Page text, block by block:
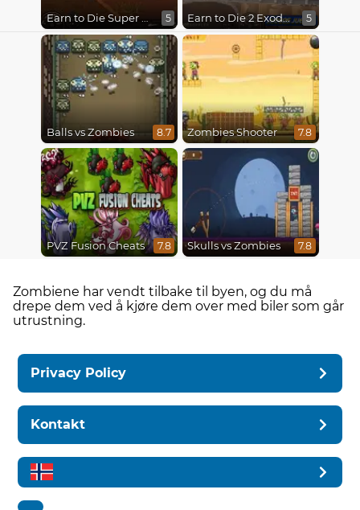
Earn to Die Super Wheel 5 Earn to Die 2 Exodus 5
Balls vs Zombies 8.7 Zombies Shooter 7.8
PVZ Fusion Cheats 7.8 Skulls vs Zombies 7.8
Zombiene har vendt tilbake til byen, og du må
drepe dem ved å kjøre dem over med biler som går
utrustning.
Privacy Policy
Kontakt